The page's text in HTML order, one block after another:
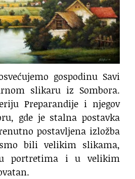
gospodinu Savi
slikaru iz Sombora.
Preparandije i njegov
gde je stalna postavka
postavljena izložba
smo bili velikim slikama,
portretima i u velikim